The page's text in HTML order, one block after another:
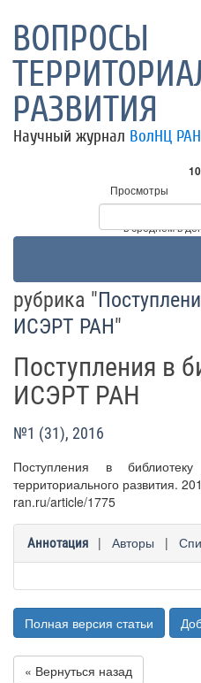
ВОПРОСЫ
РАЗВИТИЯ
Научный журнал ВолНЦ РАН
Просмотры
Посетители
* - в среднем в
рубрика "
ИСЭРТ РАН"
Поступления в
ИСЭРТ РАН
№1 (31), 2016
Поступления в
территориального развития.
ran.ru/article/1775
Аннотация | Авторы |
Полная версия статьи
« Вернуться назад